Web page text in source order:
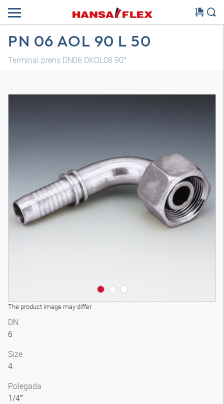
PN 06 AOL 90 L 50
Terminal prens DN06 DKOL08 90°
The product image may differ
Modelo 3D
DN
6
Size
4
Polegada
1/4″